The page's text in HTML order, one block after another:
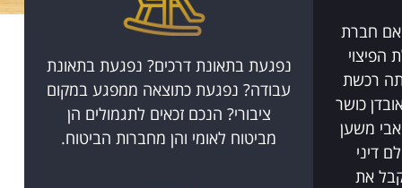
חברת
הפיצוי
רכשת
כושר
משען
דיני
את
נפגעת בתאונת דרכים? נפגעת בתאונת
עבודה? נפגעת כתוצאה ממפגע במקום
ציבורי? הנכם זכאים לתגמולים הן
מביטוח לאומי והן מחברות הביטוח.